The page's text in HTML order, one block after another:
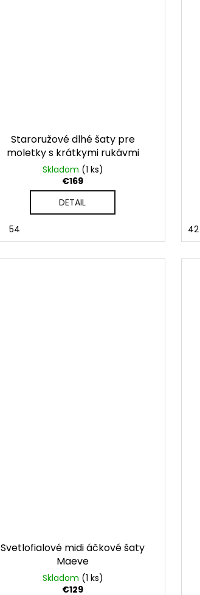
Staroružové dlhé šaty pre
moletky s krátkymi rukávmi
Skladom (1 ks)
€169
DETAIL
54 42
Svetlofialové midi áčkové šaty
Maeve
Skladom (1 ks)
€129